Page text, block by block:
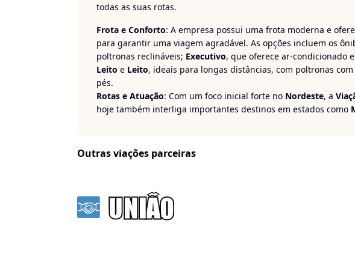
todas as suas rotas.
Frota e Conforto: A empresa possui uma frota moderna e
para garantir uma viagem agradável. As opções incluem os
poltronas reclináveis; Executivo, que oferece ar-condicionado
Leito e Leito, ideais para longas distâncias, com poltronas
pés.
Rotas e Atuação: Com um foco inicial forte no Nordeste, a
hoje também interliga importantes destinos em estados como
Viaje com tranquilidade e conforto com a
Outras viações parceiras